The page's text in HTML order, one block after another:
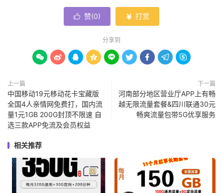
 赞(0)  打赏
分享到
        
上一篇
中国移动19元移动花卡宝藏版
全国4人亲情网免费打，国内流
量1元1GB 200G封顶不限速 自
选三款APP免流及会员权益
下一篇
河南部分地区营业厅APP上有畅
越无限流量套餐&四川联通30元
畅爽流量包带5G优享服务
相关推荐